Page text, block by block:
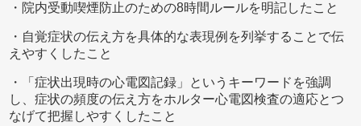
・院内受動喫煙防止のための8時間ルールを明記したこと
・自覚症状の伝え方を具体的な表現例を列挙することで伝
えやすくしたこと
・「症状出現時の心電図記録」というキーワードを強調
し、症状の頻度の伝え方をホルター心電図検査の適応とつ
なげて把握しやすくしたこと